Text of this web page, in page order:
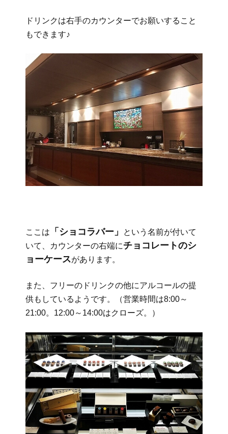
ドリンクは右手のカウンターでお願いすること
もできます♪
ここは 「ショコラバー」
という名前が付いて
いて、カウンターの右端にチョコレートのシ
ョーケースがあります。
また、フリーのドリンクの他にアルコールの提
供もしているようです。（営業時間は8:00～
21:00。12:00～14:00はクローズ。）